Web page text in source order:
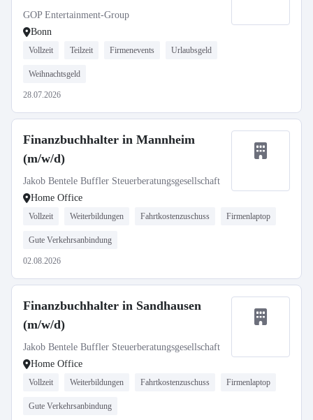
GOP Entertainment-Group
Bonn
Vollzeit Teilzeit Firmenevents Urlaubsgeld
Weihnachtsgeld
28.07.2026
Finanzbuchhalter in Mannheim
(m/w/d)
Jakob Bentele Buffler Steuerberatungsgesellschaft
Home Office
Vollzeit Weiterbildungen Fahrtkostenzuschuss Firmenlaptop
Gute Verkehrsanbindung
02.08.2026
Finanzbuchhalter in Sandhausen
(m/w/d)
Jakob Bentele Buffler Steuerberatungsgesellschaft
Home Office
Vollzeit Weiterbildungen Fahrtkostenzuschuss Firmenlaptop
Gute Verkehrsanbindung